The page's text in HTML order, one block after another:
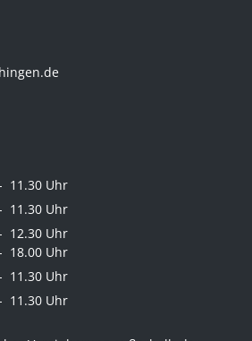
11.30 Uhr
11.30 Uhr
12.30 Uhr
18.00 Uhr
11.30 Uhr
11.30 Uhr